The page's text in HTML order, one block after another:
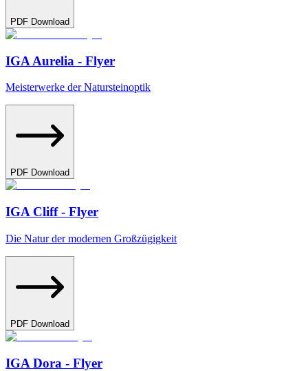
PDF Download
IGA Aurelia - Flyer
Meisterwerke der Natursteinoptik
PDF Download
IGA Cliff - Flyer
Die Natur der modernen Großzügigkeit
PDF Download
IGA Dora - Flyer